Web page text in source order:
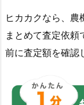
ヒカカクなら、農
まとめて査定依頼
前に査定額を確認